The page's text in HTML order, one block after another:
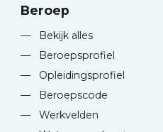
Beroep
—
Bekijk alles
—
Beroepsprofiel
—
Opleidingsprofiel
—
Beroepscode
—
Werkvelden